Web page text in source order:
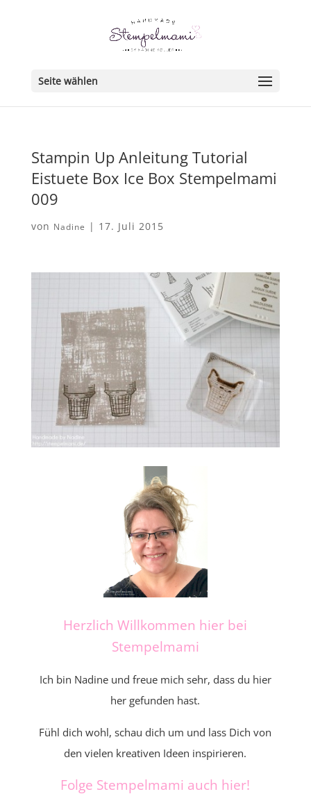
Seite wählen
Stampin Up Anleitung Tutorial
Eistuete Box Ice Box Stempelmami
009
von Nadine | 17. Juli 2015
Herzlich Willkommen hier bei
Stempelmami
Ich bin Nadine und freue mich sehr, dass du hier
her gefunden hast.
Fühl dich wohl, schau dich um und lass Dich von
den vielen kreativen Ideen inspirieren.
Folge Stempelmami auch hier!